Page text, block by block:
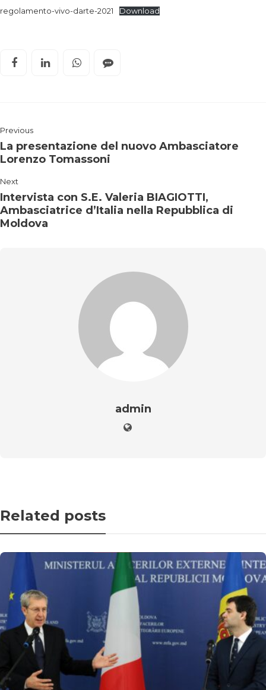
regolamento-vivo-darte-2021 Download
Previous
La presentazione del nuovo Ambasciatore
Lorenzo Tomassoni
Next
Intervista con S.E. Valeria BIAGIOTTI,
Ambasciatrice d’Italia nella Repubblica di
Moldova
admin
Related posts